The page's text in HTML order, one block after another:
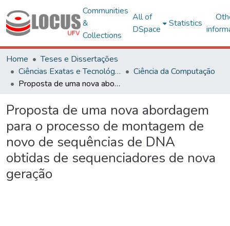
Communities
&
Collections
All of
DSpace
Statistics
Home
Teses e Dissertações
Ciências Exatas e Tecnológicas
Ciência da Computação
Proposta de uma nova abordagem para o processo de montagem de novo de sequências de DNA obtidas de sequenciadores de nova geração
Proposta de uma nova abordagem
para o processo de montagem de
novo de sequências de DNA
obtidas de sequenciadores de nova
geração